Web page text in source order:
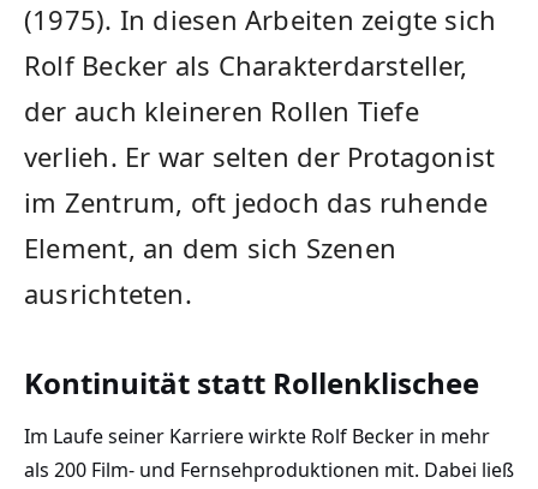
(1975). In diesen Arbeiten zeigte sich
Rolf Becker als Charakterdarsteller,
der auch kleineren Rollen Tiefe
verlieh. Er war selten der Protagonist
im Zentrum, oft jedoch das ruhende
Element, an dem sich Szenen
ausrichteten.
Kontinuität statt Rollenklischee
Im Laufe seiner Karriere wirkte Rolf Becker in mehr
als 200 Film- und Fernsehproduktionen mit. Dabei ließ